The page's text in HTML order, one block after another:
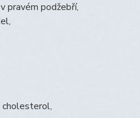
pravém podžebří,
cholesterol,